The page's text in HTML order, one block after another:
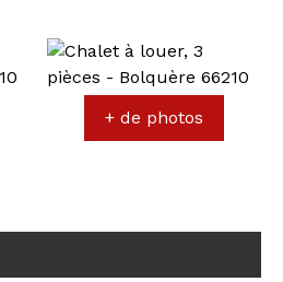
+ de photos